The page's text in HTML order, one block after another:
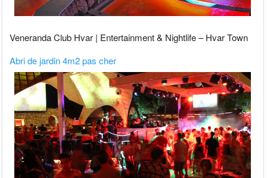
Veneranda Club Hvar | Entertainment & Nightlife – Hvar Town
Abri de jardin 4m2 pas cher